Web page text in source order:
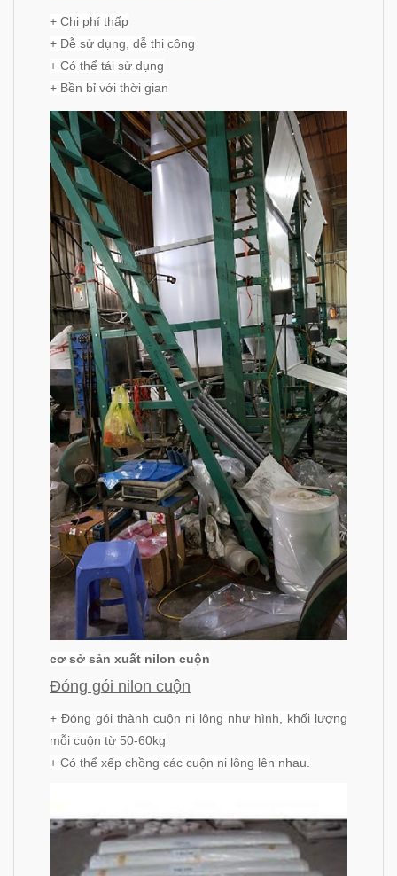
+ Chi phí thấp
+ Dễ sử dụng, dễ thi công
+ Có thể tái sử dụng
+ Bền bỉ với thời gian
cơ sở sản xuất nilon cuộn
Đóng gói nilon cuộn
+ Đóng gói thành cuộn ni lông như hình, khối lượng
mỗi cuộn từ 50-60kg
+ Có thể xếp chồng các cuộn ni lông lên nhau.